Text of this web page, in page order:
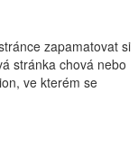
zapamatovat si
stránka chová nebo
ve kterém se